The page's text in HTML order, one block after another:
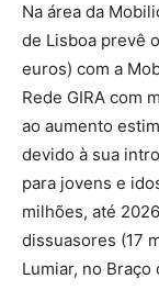
Na área da
de Lisboa prevê
euros) com a
Rede GIRA com
ao aumento
devido à sua
para jovens e
milhões, até
dissuasores (17
Lumiar, no